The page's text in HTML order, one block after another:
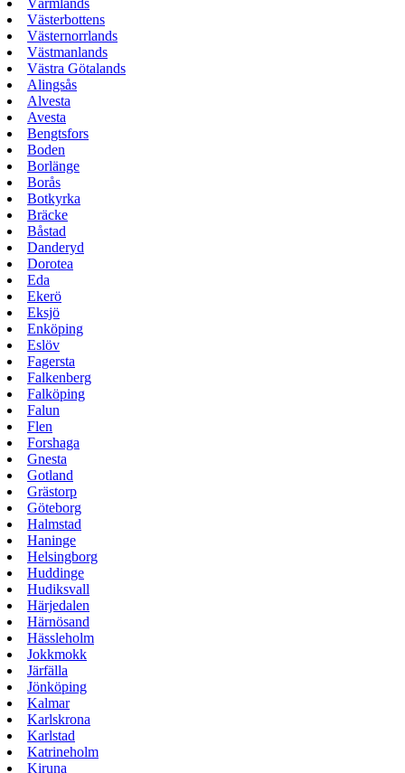
Värmlands
Västerbottens
Västernorrlands
Västmanlands
Västra Götalands
Alingsås
Alvesta
Avesta
Bengtsfors
Boden
Borlänge
Borås
Botkyrka
Bräcke
Båstad
Danderyd
Dorotea
Eda
Ekerö
Eksjö
Enköping
Eslöv
Fagersta
Falkenberg
Falköping
Falun
Flen
Forshaga
Gnesta
Gotland
Grästorp
Göteborg
Halmstad
Haninge
Helsingborg
Huddinge
Hudiksvall
Härjedalen
Härnösand
Hässleholm
Jokkmokk
Järfälla
Jönköping
Kalmar
Karlskrona
Karlstad
Katrineholm
Kiruna